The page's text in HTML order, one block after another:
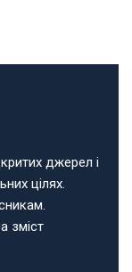
джерел і
цілях.
зміст